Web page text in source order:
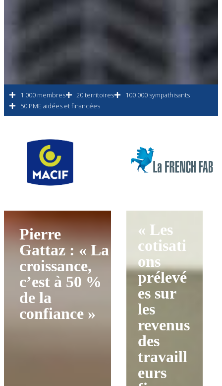
1 000 membres 20 territoires
100 000 sympathisants
50 PME aidées et financées
Pierre
Gattaz : « La
croissance,
c’est à 50 %
de la
confiance »
« Les
cotisati
ons
prélevé
es sur
les
revenus
des
travaill
eurs